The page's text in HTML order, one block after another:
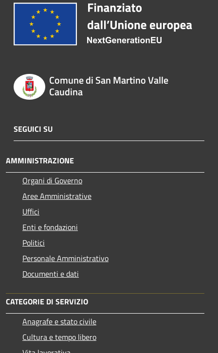
Comune di San Martino Valle
Caudina
SEGUICI SU
AMMINISTRAZIONE
Organi di Governo
Aree Amministrative
Uffici
Enti e fondazioni
Politici
Personale Amministrativo
Documenti e dati
CATEGORIE DI SERVIZIO
Anagrafe e stato civile
Cultura e tempo libero